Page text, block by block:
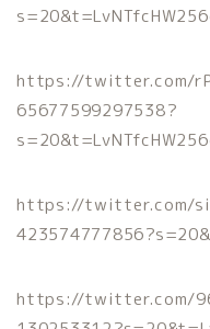
https://twitter.com/
65677599297538?
https://twitter.com/
https://twitter.com/